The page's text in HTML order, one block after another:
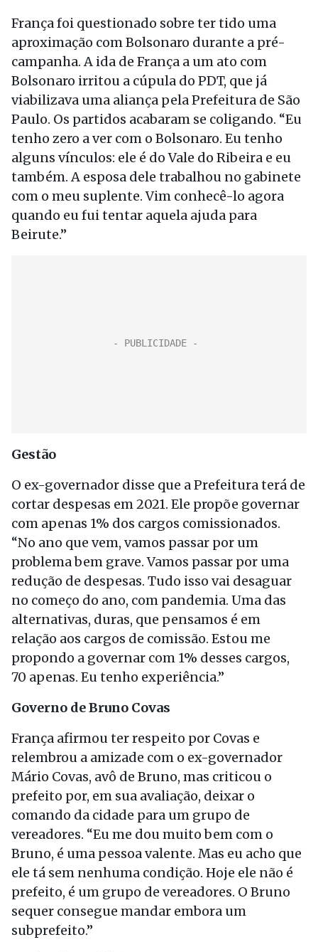
França foi questionado sobre ter tido uma
aproximação com Bolsonaro durante a pré-
campanha. A ida de França a um ato com
Bolsonaro irritou a cúpula do PDT, que já
viabilizava uma aliança pela Prefeitura de São
Paulo. Os partidos acabaram se coligando. “Eu
tenho zero a ver com o Bolsonaro. Eu tenho
alguns vínculos: ele é do Vale do Ribeira e eu
também. A esposa dele trabalhou no gabinete
com o meu suplente. Vim conhecê-lo agora
quando eu fui tentar aquela ajuda para
Beirute.”
Gestão
O ex-governador disse que a Prefeitura terá de
cortar despesas em 2021. Ele propõe governar
com apenas 1% dos cargos comissionados.
“No ano que vem, vamos passar por um
problema bem grave. Vamos passar por uma
redução de despesas. Tudo isso vai desaguar
no começo do ano, com pandemia. Uma das
alternativas, duras, que pensamos é em
relação aos cargos de comissão. Estou me
propondo a governar com 1% desses cargos,
70 apenas. Eu tenho experiência.”
Governo de Bruno Covas
França afirmou ter respeito por Covas e
relembrou a amizade com o ex-governador
Mário Covas, avô de Bruno, mas criticou o
prefeito por, em sua avaliação, deixar o
comando da cidade para um grupo de
vereadores. “Eu me dou muito bem com o
Bruno, é uma pessoa valente. Mas eu acho que
ele tá sem nenhuma condição. Hoje ele não é
prefeito, é um grupo de vereadores. O Bruno
sequer consegue mandar embora um
subprefeito.”